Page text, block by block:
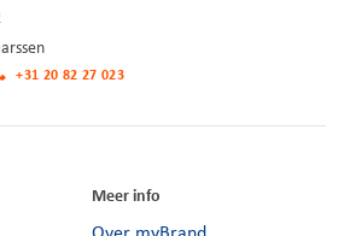
+31 20 82 27 023
Meer info